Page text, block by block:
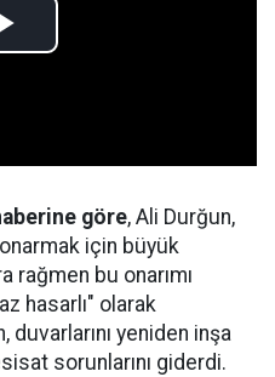
göre, Ali Durğun,
için büyük
rağmen bu onarımı
hasarlı" olarak
duvarlarını yeniden inşa
sorunlarını giderdi.